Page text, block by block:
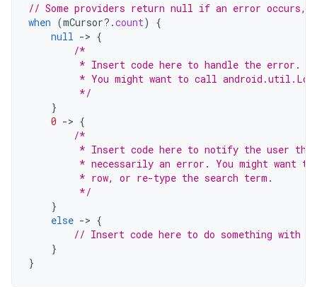
// Some providers return null if an error occurs,
when (mCursor?.count)
{
null -> {
/*
* Insert code here to handle the error.
* You might want to call
         */
}
0 -> {
/*
* Insert code here to notify the user
* necessarily an error. You might want
         * row, or re-type the search term.
         */
}
else -> {
// Insert code here to do something with
}
}